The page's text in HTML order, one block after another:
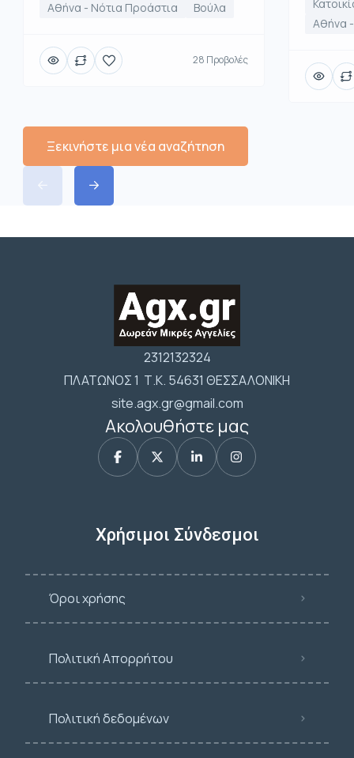
Αθήνα - Νότια Προάστια
Βούλα
28 Προβολές
Αθήνα
Ξεκινήστε μια νέα αναζήτηση
2312132324
ΠΛΑΤΩΝΟΣ 1 Τ.Κ. 54631 ΘΕΣΣΑΛΟΝΙΚΗ
site.agx.gr@gmail.com
Ακολουθήστε μας
Χρήσιμοι Σύνδεσμοι
Όροι χρήσης
Πολιτική Απορρήτου
Πολιτική δεδομένων